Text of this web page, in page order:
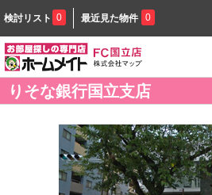
検討リスト 0 最近見た物件 0
りそな銀行国立支店